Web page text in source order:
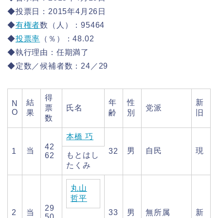
◆投票日：2015年4月26日
◆有権者数（人）：95464
◆投票率 （％）：48.02
◆執行理由：任期満了
◆定数／候補者数：24／29
N
O
結
果
得
票
数
氏名
年
齢
性
別
党派
新
旧
1 当
42
62
本橋 巧
32
男 自民 現
もとはし
たくみ
2 当
29
丸山
哲平
33
男 無所属 新